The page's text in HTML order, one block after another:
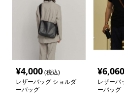
¥4,000(税込)
レザーバッグ ショルダ
ーバッグ
¥6,060
レザーバ
ーバッグ